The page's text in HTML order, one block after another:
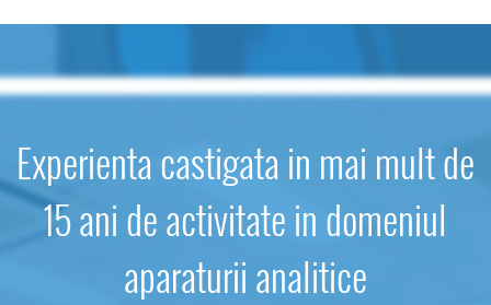
Experienta castigata in mai mult de
15 ani de activitate in domeniul
aparaturii analitice